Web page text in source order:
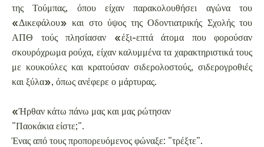
της Τούμπας, όπου είχαν παρακολουθήσει αγώνα του
«Δικεφάλου» και στο ύψος της Οδοντιατρικής Σχολής του
ΑΠΘ τούς πλησίασαν «έξι-επτά άτομα που φορούσαν
σκουρόχρωμα ρούχα, είχαν καλυμμένα τα χαρακτηριστικά τους
με κουκούλες και κρατούσαν σιδερολοστούς, σιδερογροθιές
και ξύλα», όπως ανέφερε ο μάρτυρας.
«Ήρθαν κάτω πάνω μας και μας ρώτησαν
"Παοκάκια είστε;".
Ένας από τους προπορευόμενος φώναξε: "τρέξτε".